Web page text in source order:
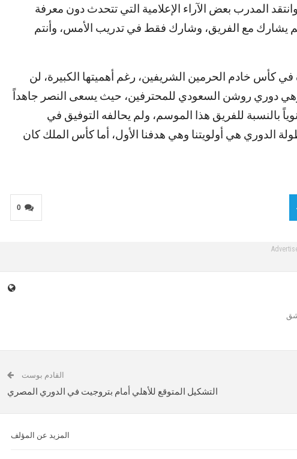
المدرب بعض الآراء الإعلامية التي تتحدث دون معرفة
الفريق وتحضيراته، وقال: “بروزوفيتش له 10 أيام لم يشارك مع الفريق، وشارك فقط في تدريب الأمس، وأنتم
كأس خادم الحرمين الشريفين، رغم أهميتها الكبيرة، لن
وهي دوري روشن السعودي للمحترفين، حيث يسعى النصر جاهداً
بالنسبة للفريق هذا الموسم، ولم يحالفه التوفيق في
الدوري هي أولويتنا وهي هدفنا الأول، أما كأس الملك كان
0
القادم بوست
التشكيل المتوقع للأهلي أمام بتروجيت في الدوري المصري
المزيد عن المؤلف